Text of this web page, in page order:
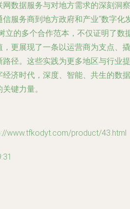
数据服务与对地方需求的深刻洞察
服务商到地方政府和产业“数字化
立的多个合作范本，不仅证明了数
更展现了一条以运营商为支点、撬
径。这些实践为更多地区与行业提
济时代，深度、智能、共生的数据
键力量。
www.tfkodyt.com/product/43.html